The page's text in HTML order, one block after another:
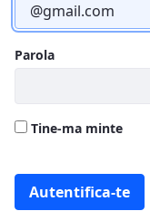
Parola
Tine-ma minte
Autentifica-te